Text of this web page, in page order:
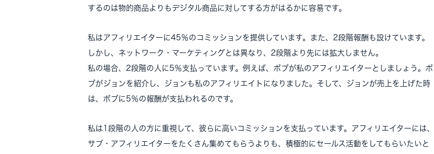
するのは物的商品よりもデジタル商品に対してする方がはるかに容易です。
私はアフィリエイターに45％のコミッションを提供しています。また、2段階報酬も設けています。
しかし、ネットワーク・マーケティングとは異なり、2段階より先には拡大しません。
私の場合、2段階の人に5％支払っています。例えば、ボブが私のアフィリエイターとしましょう。ボ
ブがジョンを紹介し、ジョンも私のアフィリエイトになりました。そして、ジョンが売上を上げた時
は、ボブに5％の報酬が支払われるのです。
私は1段階の人の方に重視して、彼らに高いコミッションを支払っています。アフィリエイターには、
サブ・アフィリエイターをたくさん集めてもらうよりも、積極的にセールス活動をしてもらいたいと